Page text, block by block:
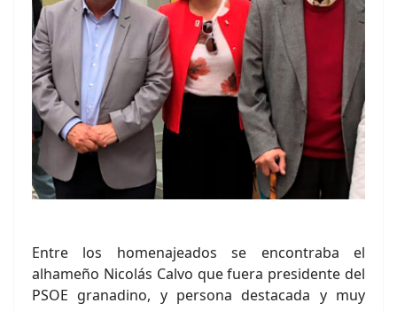
Entre los homenajeados se encontraba el
alhameño Nicolás Calvo que fuera presidente del
PSOE granadino, y persona destacada y muy